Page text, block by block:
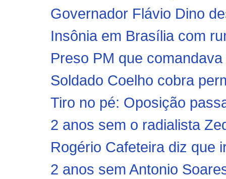
Governador Flávio Dino
Insônia em Brasília com
Preso PM que
Soldado Coelho cobra
Tiro no pé: Oposição
2 anos sem o radialista
Rogério Cafeteira diz que
2 anos sem Antonio